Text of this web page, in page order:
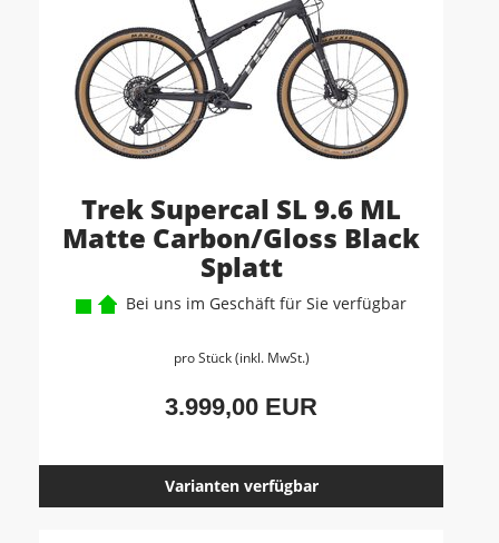
Trek Supercal SL 9.6 ML
Matte Carbon/Gloss Black
Splatt
Bei uns im Geschäft für Sie verfügbar
pro Stück (inkl. MwSt.)
3.999,00 EUR
Varianten verfügbar